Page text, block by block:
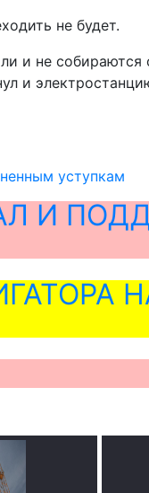
не будет.
и не
и
уступкам
И